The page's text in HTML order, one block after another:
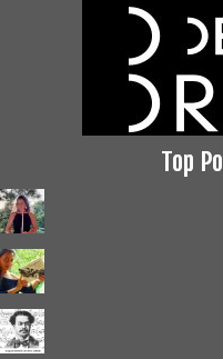
Top